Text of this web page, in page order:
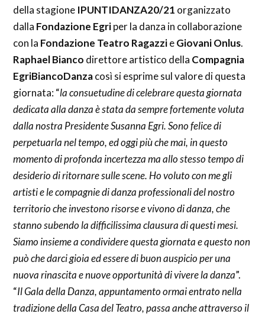
della stagione IPUNTIDANZA20/21 organizzato
dalla Fondazione Egriper la danza in collaborazione
con la Fondazione Teatro RagazzieGiovani Onlus.
Raphael Bianco direttore artistico della Compagnia
EgriBiancoDanzacosì si esprime sul valore di questa
giornata: “la consuetudine di celebrare questa giornata
dedicata alla danza è stata da sempre fortemente voluta
dalla nostra Presidente Susanna Egri. Sono felice di
perpetuarla nel tempo, ed oggi più che mai, in questo
momento di profonda incertezza ma allo stesso tempo di
desiderio di ritornare sulle scene. Ho voluto con me gli
artisti e le compagnie di danza professionali del nostro
territorio che investono risorse e vivono di danza, che
stanno subendo la difficilissima clausura di questi mesi.
Siamo insieme a condividere questa giornata e questo non
può che darci gioia ed essere di buon auspicio per una
nuova rinascita e nuove opportunità di vivere la danza”.
“Il Gala della Danza, appuntamento ormai entrato nella
tradizione della Casa del Teatro, passa anche attraverso il